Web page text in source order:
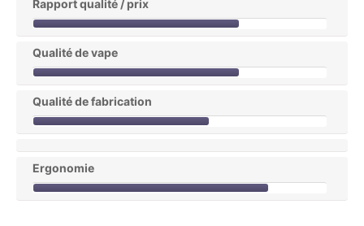
Rapport qualité / prix
Qualité de vape
Qualité de fabrication
Ergonomie